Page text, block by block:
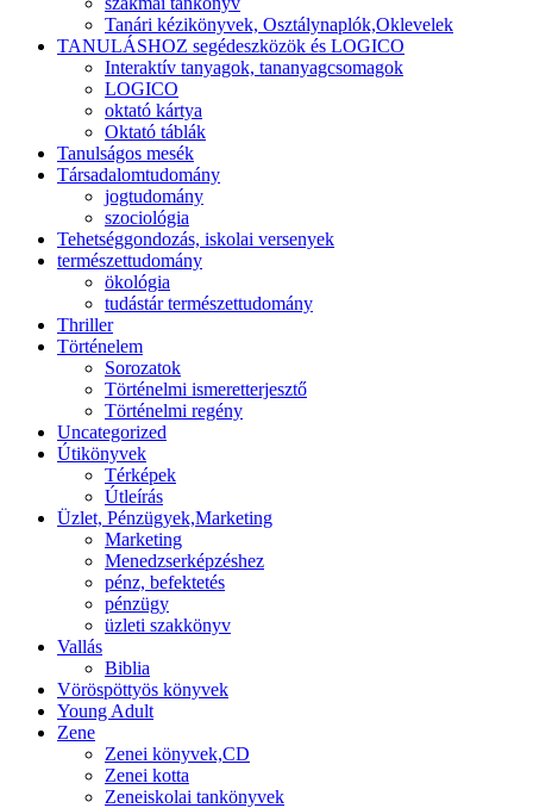
Tanári kézikönyvek, Osztálynaplók,Oklevelek
TANULÁSHOZ segédeszközök és LOGICO
Interaktív tanyagok, tananyagcsomagok
LOGICO
oktató kártya
Oktató táblák
Tanulságos mesék
Társadalomtudomány
jogtudomány
szociológia
Tehetséggondozás, iskolai versenyek
természettudomány
ökológia
tudástár természettudomány
Thriller
Történelem
Sorozatok
Történelmi ismeretterjesztő
Történelmi regény
Uncategorized
Útikönyvek
Térképek
Útleírás
Üzlet, Pénzügyek,Marketing
Marketing
Menedzserképzéshez
pénz, befektetés
pénzügy
üzleti szakkönyv
Vallás
Biblia
Vöröspöttyös könyvek
Young Adult
Zene
Zenei könyvek,CD
Zenei kotta
Zeneiskolai tankönyvek